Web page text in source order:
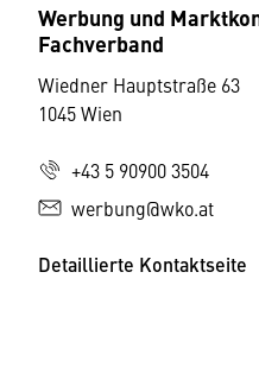
Werbung und
Fachverband
Wiedner Hauptstraße 63
1045 Wien
+43 5 90900 3504
werbung@wko.at
Detaillierte Kontaktseite